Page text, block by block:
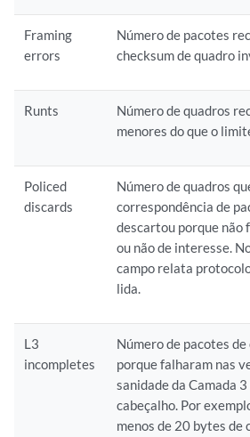
Framing
errors
Número de pacotes
checksum de quadro
Runts
Número de quadros
menores do que o
Policed
discards
Número de quadros
correspondência de
descartou porque não
ou não de interesse.
campo relata
lida.
L3
incompletes
Número de pacotes
porque falharam nas
sanidade da Camada
cabeçalho. Por
menos de 20 bytes de